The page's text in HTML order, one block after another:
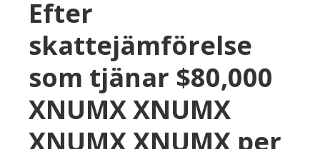
Efter
skattejämförelse
som tjänar $80,000
XNUMX XNUMX
XNUMX XNUMX per